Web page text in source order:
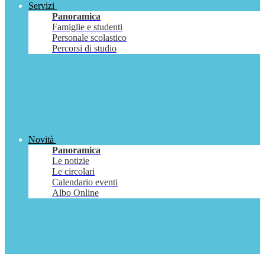
Servizi
Panoramica
Famiglie e studenti
Personale scolastico
Percorsi di studio
Novità
Panoramica
Le notizie
Le circolari
Calendario eventi
Albo Online